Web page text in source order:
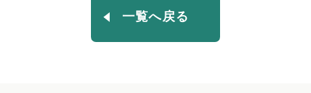
一覧へ戻る